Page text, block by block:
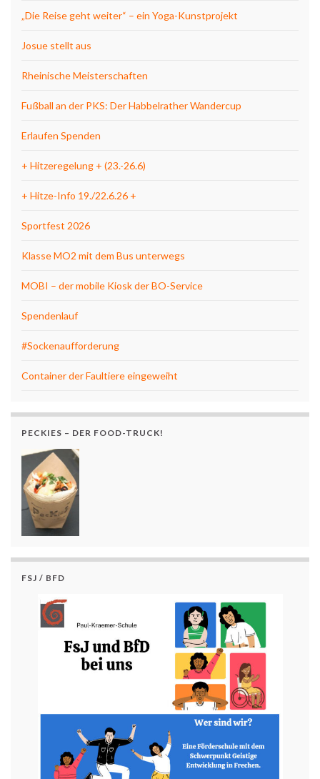
„Die Reise geht weiter“ – ein Yoga-Kunstprojekt
Josue stellt aus
Rheinische Meisterschaften
Fußball an der PKS: Der Habbelrather Wandercup
Erlaufen Spenden
+ Hitzeregelung + (23.-26.6)
+ Hitze-Info 19./22.6.26 +
Sportfest 2026
Klasse MO2 mit dem Bus unterwegs
MOBI – der mobile Kiosk der BO-Service
Spendenlauf
#Sockenaufforderung
Container der Faultiere eingeweiht
PECKIES – DER FOOD-TRUCK!
FSJ / BFD